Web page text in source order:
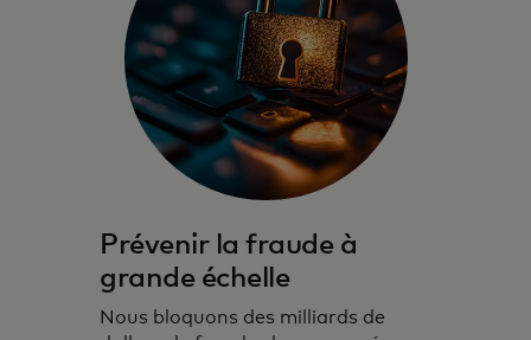
Prévenir la fraude à
grande échelle
Nous bloquons des milliards de